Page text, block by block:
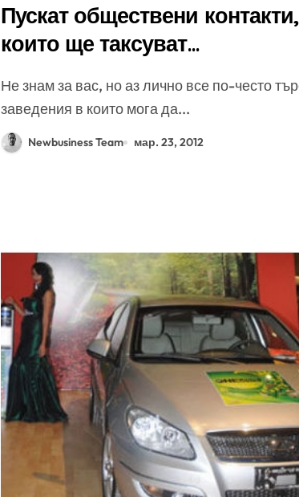
Пускат обществени контакти,
които ще таксуват
Не знам за вас, но аз лично все по-често търся
заведения в които мога да...
Newbusiness Team мар. 23, 2012